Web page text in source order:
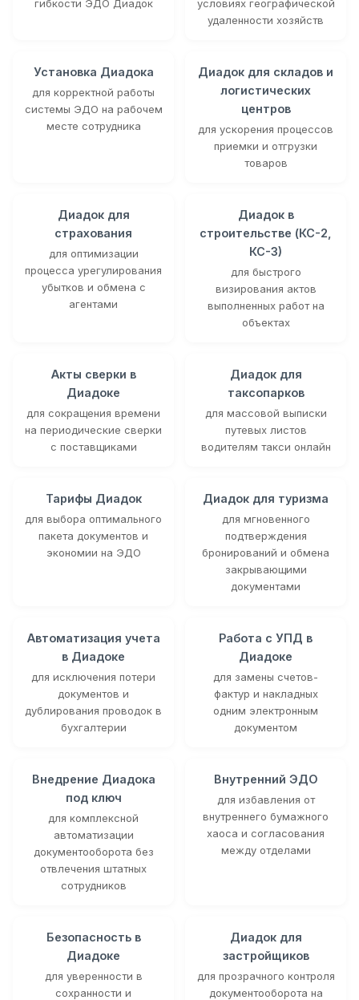
гибкости ЭДО Диадок
условиях географической
удаленности хозяйств
Установка Диадока
для корректной работы
системы ЭДО на рабочем
месте сотрудника
Диадок для складов и
логистических
центров
для ускорения процессов
приемки и отгрузки
товаров
Диадок для
страхования
для оптимизации
процесса урегулирования
убытков и обмена с
агентами
Диадок в
строительстве (КС-2,
КС-3)
для быстрого
визирования актов
выполненных работ на
объектах
Акты сверки в
Диадоке
для сокращения времени
на периодические сверки
с поставщиками
Диадок для
таксопарков
для массовой выписки
путевых листов
водителям такси онлайн
Тарифы Диадок
для выбора оптимального
пакета документов и
экономии на ЭДО
Диадок для туризма
для мгновенного
подтверждения
бронирований и обмена
закрывающими
документами
Автоматизация учета
в Диадоке
для исключения потери
документов и
дублирования проводок в
бухгалтерии
Работа с УПД в
Диадоке
для замены счетов-
фактур и накладных
одним электронным
документом
Внедрение Диадока
под ключ
для комплексной
автоматизации
документооборота без
отвлечения штатных
сотрудников
Внутренний ЭДО
для избавления от
внутреннего бумажного
хаоса и согласования
между отделами
Безопасность в
Диадоке
для уверенности в
сохранности и
Диадок для
застройщиков
для прозрачного контроля
документооборота на